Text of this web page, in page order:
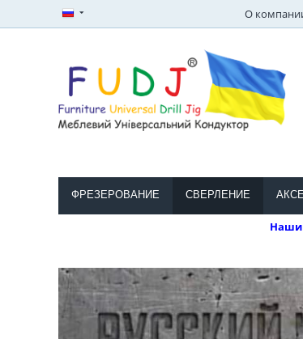
О
ФРЕЗЕРОВАНИЕ СВЕРЛЕНИЕ
Наши